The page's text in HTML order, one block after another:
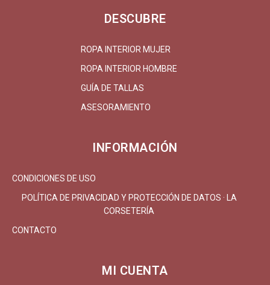
DESCUBRE
ROPA INTERIOR MUJER
ROPA INTERIOR HOMBRE
GUÍA DE TALLAS
ASESORAMIENTO
INFORMACIÓN
CONDICIONES DE USO
POLÍTICA DE PRIVACIDAD Y PROTECCIÓN DE DATOS · LA
CORSETERÍA
CONTACTO
MI CUENTA